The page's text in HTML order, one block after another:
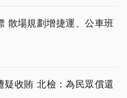
散場規劃增捷運、公車班
收賄 北檢：為民眾償還